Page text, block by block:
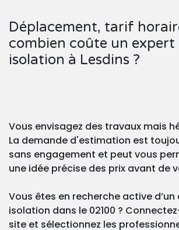
Déplacement, tarif
combien coûte un expert
isolation à Lesdins ?
Vous envisagez des travaux mais
La demande d'estimation est
sans engagement et peut vous
une idée précise des prix avant de
Vous êtes en recherche active d’un
isolation dans le 02100 ?
site et sélectionnez les